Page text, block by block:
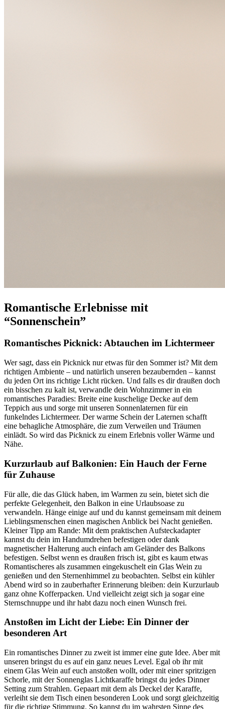
Romantische Erlebnisse mit
“Sonnenschein”
Romantisches Picknick: Abtauchen im Lichtermeer
Wer sagt, dass ein Picknick nur etwas für den Sommer ist? Mit dem
richtigen Ambiente – und natürlich unseren bezaubernden – kannst
du jeden Ort ins richtige Licht rücken. Und falls es dir draußen doch
ein bisschen zu kalt ist, verwandle dein Wohnzimmer in ein
romantisches Paradies: Breite eine kuschelige Decke auf dem
Teppich aus und sorge mit unseren Sonnenlaternen für ein
funkelndes Lichtermeer. Der warme Schein der Laternen schafft
eine behagliche Atmosphäre, die zum Verweilen und Träumen
einlädt. So wird das Picknick zu einem Erlebnis voller Wärme und
Nähe.
Kurzurlaub auf Balkonien: Ein Hauch der Ferne
für Zuhause
Für alle, die das Glück haben, im Warmen zu sein, bietet sich die
perfekte Gelegenheit, den Balkon in eine Urlaubsoase zu
verwandeln. Hänge einige auf und du kannst gemeinsam mit deinem
Lieblingsmenschen einen magischen Anblick bei Nacht genießen.
Kleiner Tipp am Rande: Mit dem praktischen Aufsteckadapter
kannst du dein im Handumdrehen befestigen oder dank
magnetischer Halterung auch einfach am Geländer des Balkons
befestigen. Selbst wenn es draußen frisch ist, gibt es kaum etwas
Romantischeres als zusammen eingekuschelt ein Glas Wein zu
genießen und den Sternenhimmel zu beobachten. Selbst ein kühler
Abend wird so in zauberhafter Erinnerung bleiben: dein Kurzurlaub
ganz ohne Kofferpacken. Und vielleicht zeigt sich ja sogar eine
Sternschnuppe und ihr habt dazu noch einen Wunsch frei.
Anstoßen im Licht der Liebe: Ein Dinner der
besonderen Art
Ein romantisches Dinner zu zweit ist immer eine gute Idee. Aber mit
unseren bringst du es auf ein ganz neues Level. Egal ob ihr mit
einem Glas Wein auf euch anstoßen wollt, oder mit einer spritzigen
Schorle, mit der Sonnenglas Lichtkaraffe bringst du jedes Dinner
Setting zum Strahlen. Gepaart mit dem als Deckel der Karaffe,
verleiht sie dem Tisch einen besonderen Look und sorgt gleichzeitig
für die richtige Stimmung. So kannst du im wahrsten Sinne des